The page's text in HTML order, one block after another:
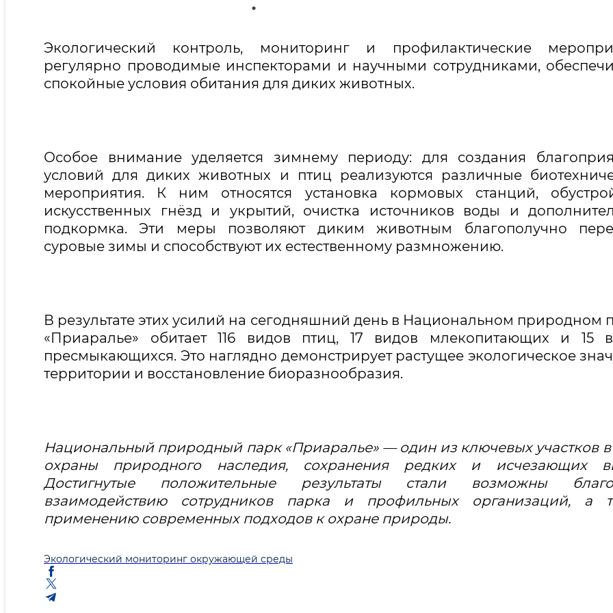
Экологический контроль, мониторинг и профилактические
регулярно проводимые инспекторами и научными сотрудниками,
спокойные условия обитания для диких животных.
Особое внимание уделяется зимнему периоду: для создания
условий для диких животных и птиц реализуются различные
мероприятия. К ним относятся установка кормовых станций,
искусственных гнёзд и укрытий, очистка источников воды и
подкормка. Эти меры позволяют диким животным благополучно
суровые зимы и способствуют их естественному размножению.
В результате этих усилий на сегодняшний день в Национальном природном
«Приаралье» обитает 116 видов птиц, 17 видов млекопитающих и 15
пресмыкающихся. Это наглядно демонстрирует растущее экологическое
территории и восстановление биоразнообразия.
Национальный природный парк «Приаралье» — один из ключевых участков в
охраны природного наследия, сохранения редких и исчезающих
Достигнутые положительные результаты стали возможны
взаимодействию сотрудников парка и профильных организаций, а
применению современных подходов к охране природы.
Экологический мониторинг окружающей среды